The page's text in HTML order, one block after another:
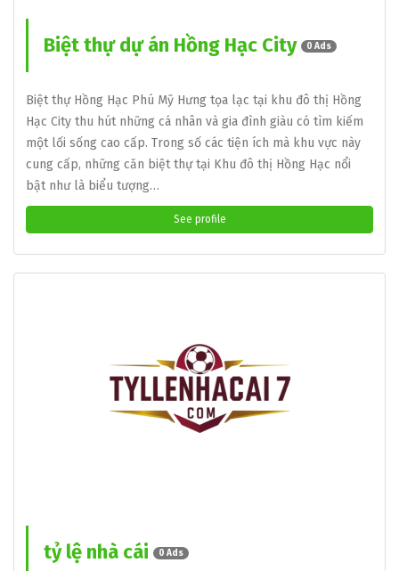
Biệt thự dự án Hồng Hạc City 0 Ads
Biệt thự Hồng Hạc Phú Mỹ Hưng tọa lạc tại khu đô thị Hồng
Hạc City thu hút những cá nhân và gia đình giàu có tìm kiếm
một lối sống cao cấp. Trong số các tiện ích mà khu vực này
cung cấp, những căn biệt thự tại Khu đô thị Hồng Hạc nổi
bật như là biểu tượng…
See profile
tỷ lệ nhà cái 0 Ads